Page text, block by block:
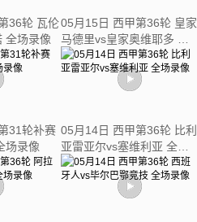
36轮 瓦伦
全场录像
05月15日 西甲第36轮 皇家
马德里vs皇家奥维耶多 全
场录像
31轮补赛
场录像
05月14日 西甲第36轮 比利
亚雷亚尔vs塞维利亚 全场
录像